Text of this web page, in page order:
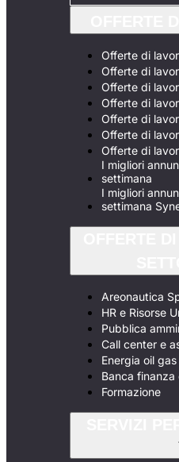
Offerte di
Offerte di
Offerte di
Offerte di
Offerte di
Offerte di
Offerte di
I migliori
settimana
I migliori
settimana
Areonautica
HR e Risorse
Pubblica
Call center e
Energia oil
Banca finanza
Formazione